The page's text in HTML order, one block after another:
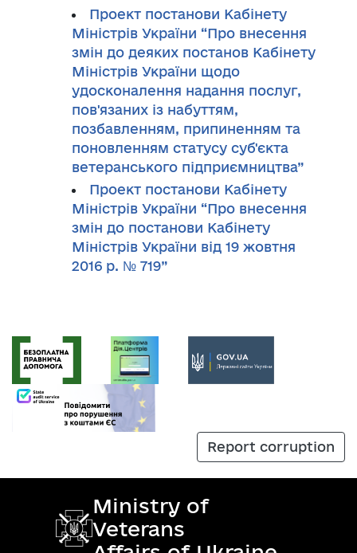
Проект постанови Кабінету
Міністрів України “Про внесення
змін до деяких постанов Кабінету
Міністрів України щодо
удосконалення надання послуг,
пов'язаних із набуттям,
позбавленням, припиненням та
поновленням статусу суб'єкта
ветеранського підприємництва”
Проект постанови Кабінету
Міністрів України “Про внесення
змін до постанови Кабінету
Міністрів України від 19 жовтня
2016 р. № 719”
Report corruption
Ministry of
Veterans